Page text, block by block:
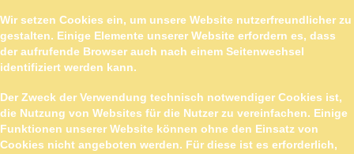
Wir setzen Cookies ein, um unsere Website nutzerfreundlicher zu
gestalten. Einige Elemente unserer Website erfordern es, dass
der aufrufende Browser auch nach einem Seitenwechsel
identifiziert werden kann.
Der Zweck der Verwendung technisch notwendiger Cookies ist,
die Nutzung von Websites für die Nutzer zu vereinfachen. Einige
Funktionen unserer Website können ohne den Einsatz von
Cookies nicht angeboten werden. Für diese ist es erforderlich,